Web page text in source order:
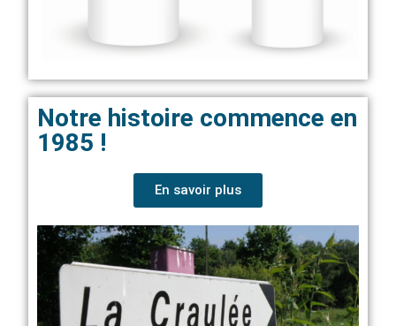
Notre histoire commence en
1985 !
En savoir plus